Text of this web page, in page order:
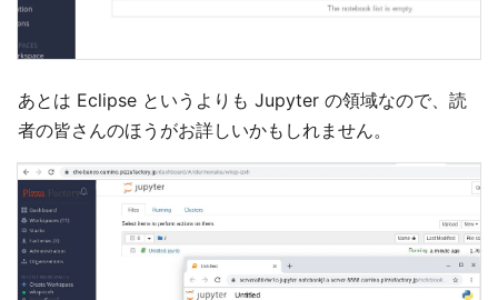
あとは Eclipse というよりも Jupyter の領域なので、読
者の皆さんのほうがお詳しいかもしれません。